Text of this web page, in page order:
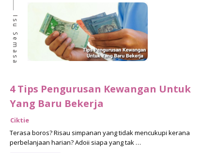
Isu Semasa
4 Tips Pengurusan Kewangan Untuk
Yang Baru Bekerja
Ciktie
Terasa boros? Risau simpanan yang tidak mencukupi kerana
perbelanjaan harian? Adoii siapa yang tak …